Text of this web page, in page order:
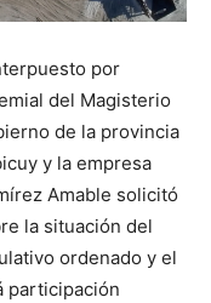
por
del Magisterio
de la provincia
y la empresa
Amable solicitó
la situación del
ordenado y el
participación